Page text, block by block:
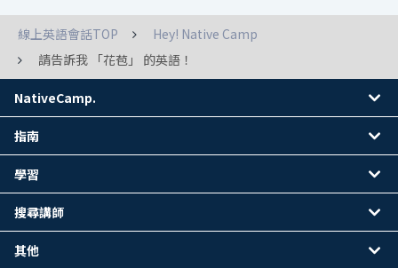
線上英語會話TOP
Hey! Native Camp
請告訴我 「花苞」 的英語！
NativeCamp.
指南
學習
搜尋講師
其他